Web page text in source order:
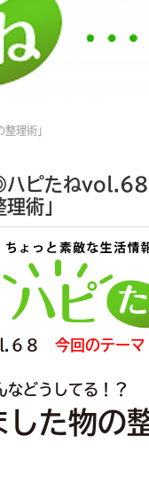
理術」
ハピたね
術」
６８ 今回のテーマ
などうしてる！？
した物の